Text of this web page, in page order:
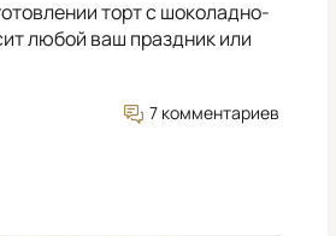
торт с шоколадно-
любой ваш праздник или
7 комментариев